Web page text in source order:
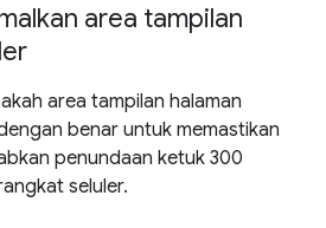
area tampilan
area tampilan halaman
benar untuk memastikan
penundaan ketuk 300
seluler.